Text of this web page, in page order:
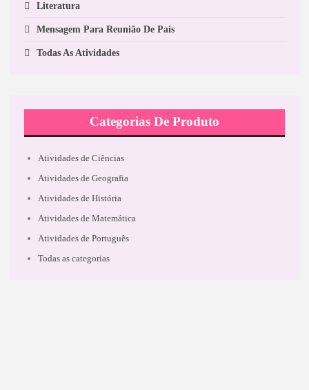
Literatura
Mensagem Para Reunião De Pais
Todas As Atividades
Categorias De Produto
Atividades de Ciências
Atividades de Geografia
Atividades de História
Atividades de Matemática
Atividades de Português
Todas as categorias